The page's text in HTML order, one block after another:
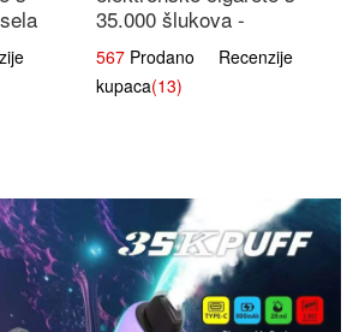
35.000 šlukova -
Osježavajući Mentol |
Čista i Svježa Okus
567 Prodano Recenzije
kupaca(13)